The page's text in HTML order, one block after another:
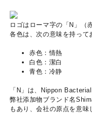
ロゴはローマ字の「N」（
各色は、次の意味を持って
赤色：情熱
白色：潔白
青色：冷静
「N」は、Nippon
弊社添加物ブランド名
もあり、会社の原点を意味